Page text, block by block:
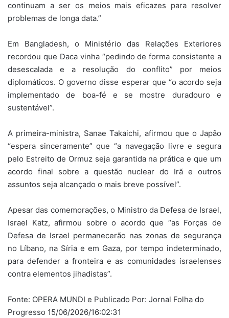
continuam a ser os meios mais eficazes para resolver
problemas de longa data.”
Em Bangladesh, o Ministério das Relações Exteriores
recordou que Daca vinha “pedindo de forma consistente a
desescalada e a resolução do conflito” por meios
diplomáticos. O governo disse esperar que “o acordo seja
implementado de boa-fé e se mostre duradouro e
sustentável”.
A primeira-ministra, Sanae Takaichi, afirmou que o Japão
“espera sinceramente” que “a navegação livre e segura
pelo Estreito de Ormuz seja garantida na prática e que um
acordo final sobre a questão nuclear do Irã e outros
assuntos seja alcançado o mais breve possível”.
Apesar das comemorações, o Ministro da Defesa de Israel,
Israel Katz, afirmou sobre o acordo que “as Forças de
Defesa de Israel permanecerão nas zonas de segurança
no Líbano, na Síria e em Gaza, por tempo indeterminado,
para defender a fronteira e as comunidades israelenses
contra elementos jihadistas”.
Fonte: OPERA MUNDI e Publicado Por: Jornal Folha do
Progresso 15/06/2026/16:02:31